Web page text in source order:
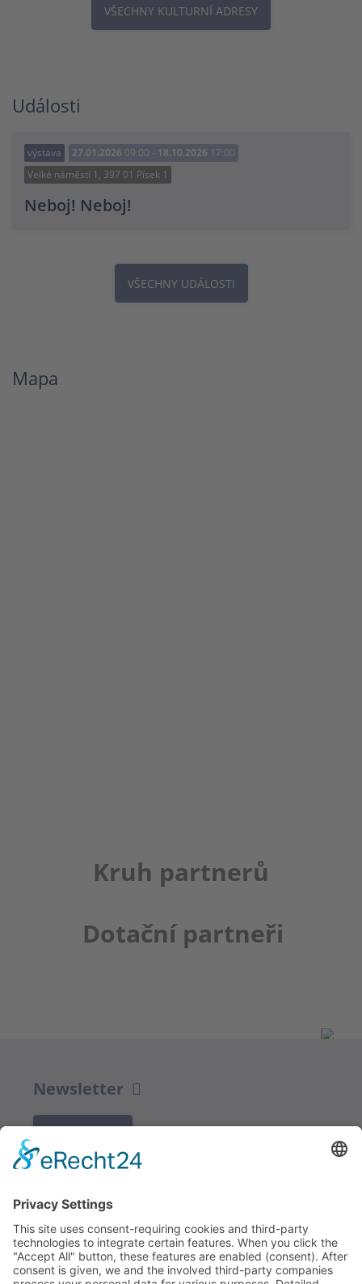
VŠECHNY KULTURNÍ ADRESY
Události
výstava 27.01.2026 09:00 - 18.10.2026 17:00
Velké náměstí 1, 397 01 Písek 1
Neboj! Neboj!
VŠECHNY UDÁLOSTI
Mapa
Kruh partnerů
Dotační partneři
Newsletter
Redakce bbkult.net
Centrum Bavaria Bohemia (CeBB)
Dr. Veronika Hofinger
Freyung 1, 92539 Schönsee
Tel.:+49 (0)9674 / 92 48 78